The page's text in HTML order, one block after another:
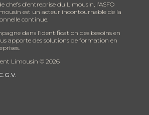
chefs d’entreprise du Limousin, l’ASFO
est un acteur incontournable de la
continue.
dans l’identification des besoins en
apporte des solutions de formation en
Limousin © 2026